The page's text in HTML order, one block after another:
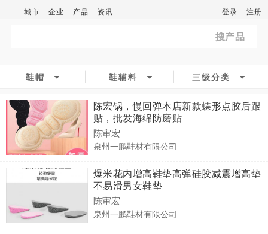
城市 企业 产品 资讯 登录 注册
搜产品
鞋帽 鞋辅料 三级分类
陈宏锅，慢回弹本店新款蝶形点胶后跟
贴，批发海绵防磨贴
陈审宏
泉州一鹏鞋材有限公司
爆米花内增高鞋垫高弹硅胶减震增高垫
不易滑男女鞋垫
陈审宏
泉州一鹏鞋材有限公司